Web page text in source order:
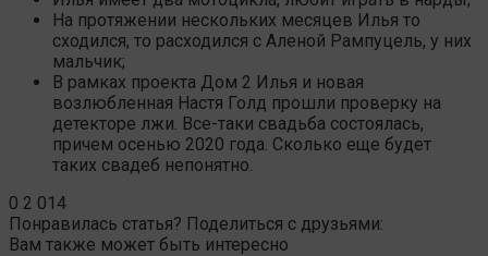
На протяжении нескольких месяцев Илья то
сходился, то расходился с Аленой Рампуцель, у них
мальчик;
В рамках проекта Дом 2 Илья и новая
возлюбленная Настя Голд прошли проверку на
детекторе лжи. Все-таки свадьба состоялась,
причем осенью 2020 года. Сколько еще будет
таких свадеб непонятно.
0 2 014
Понравилась статья? Поделиться с друзьями:
Вам также может быть интересно